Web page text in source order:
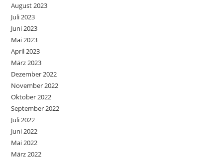
August 2023
Juli 2023
Juni 2023
Mai 2023
April 2023
März 2023
Dezember 2022
November 2022
Oktober 2022
September 2022
Juli 2022
Juni 2022
Mai 2022
März 2022